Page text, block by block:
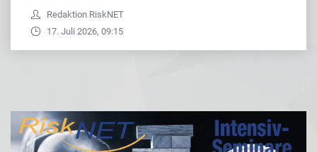
Redaktion RiskNET
17. Juli 2026, 09:15